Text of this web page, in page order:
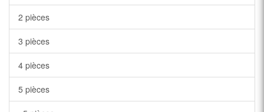
2 pièces
3 pièces
4 pièces
5 pièces